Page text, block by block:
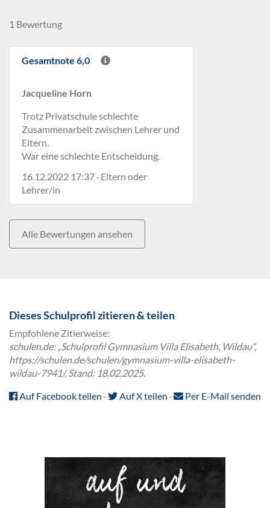
1 Bewertung
Gesamtnote 6,0
Jacqueline Horn
Trotz Privatschule schlechte
Zusammenarbeit zwischen Lehrer und
Eltern.
War eine schlechte Entscheidung.
16.12.2022 17:37 · Eltern oder
Lehrer/in
Alle Bewertungen ansehen
Dieses Schulprofil zitieren & teilen
Empfohlene Zitierweise:
schulen.de: „Schulprofil Gymnasium Villa Elisabeth, Wildau“,
https://schulen.de/schulen/gymnasium-villa-elisabeth-
wildau-7941/, Stand: 18.02.2025.
Auf Facebook teilen · Auf X teilen · Per E-Mail senden